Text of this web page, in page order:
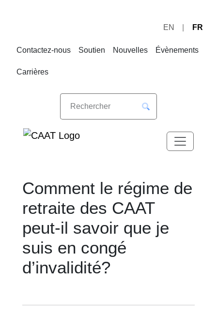
navigation
EN FR
Contactez-nous Soutien Nouvelles Évènements
Carrières
Comment le régime de
retraite des CAAT
peut-il savoir que je
suis en congé
d’invalidité?